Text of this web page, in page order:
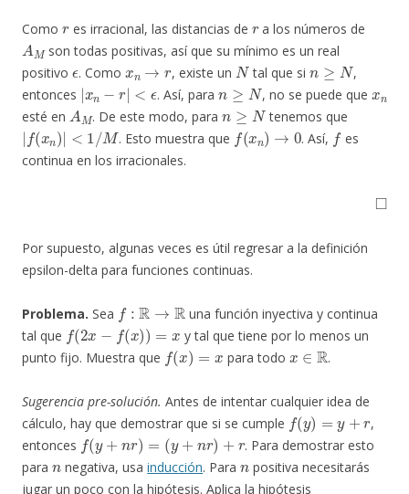
Como es irracional, las distancias de a los números de
AM
son todas positivas, así que su mínimo es un real
positivo
ϵ
. Como
xn→r
, existe un
N
tal que si
n≥N
,
entonces
|xn−r |<ϵ
. Así, para
n≥N
, no se puede que
esté en
AM
. De este modo, para
n ≥N
tenemos que
|f(x n)|<1/ M
. Esto muestra que
f(xn)→0
. Así,
f
es
continua en los irracionales.
◻
Por supuesto, algunas veces es útil regresar a la definición
epsilon-delta para funciones continuas.
Problema. Sea
: →
una función inyectiva y continua
tal que
f(2x −f(x))= x
y tal que tiene por lo menos un
punto fijo. Muestra que
(x )=x
para todo
x∈R
.
Sugerencia pre-solución. Antes de intentar cualquier idea de
cálculo, hay que demostrar que si se cumple
f(y)= y+r
,
entonces
f(y+n r)=(y+nr)+r
. Para demostrar esto
para
n
negativa, usainducción. Para
n
positiva necesitarás
jugar un poco con la hipótesis. Aplica la hipótesis